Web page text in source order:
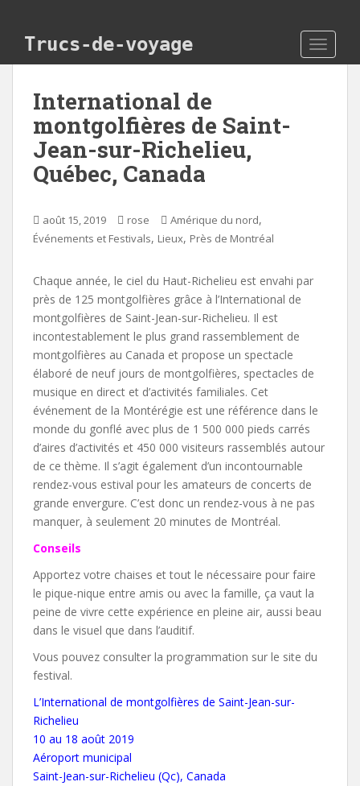
Trucs-de-voyage
International de
montgolfières de Saint-
Jean-sur-Richelieu,
Québec, Canada
août 15, 2019 rose Amérique du nord,
Événements et Festivals, Lieux, Près de Montréal
Chaque année, le ciel du Haut-Richelieu est envahi par
près de 125 montgolfières grâce à l’International de
montgolfières de Saint-Jean-sur-Richelieu. Il est
incontestablement le plus grand rassemblement de
montgolfières au Canada et propose un spectacle
élaboré de neuf jours de montgolfières, spectacles de
musique en direct et d’activités familiales. Cet
événement de la Montérégie est une référence dans le
monde du gonflé avec plus de 1 500 000 pieds carrés
d’aires d’activités et 450 000 visiteurs rassemblés autour
de ce thème. Il s’agit également d’un incontournable
rendez-vous estival pour les amateurs de concerts de
grande envergure. C’est donc un rendez-vous à ne pas
manquer, à seulement 20 minutes de Montréal.
Conseils
Apportez votre chaises et tout le nécessaire pour faire
le pique-nique entre amis ou avec la famille, ça vaut la
peine de vivre cette expérience en pleine air, aussi beau
dans le visuel que dans l’auditif.
Vous pouvez consulter la programmation sur le site du
festival.
L’International de montgolfières de Saint-Jean-sur-
Richelieu
10 au 18 août 2019
Aéroport municipal
Saint-Jean-sur-Richelieu (Qc), Canada